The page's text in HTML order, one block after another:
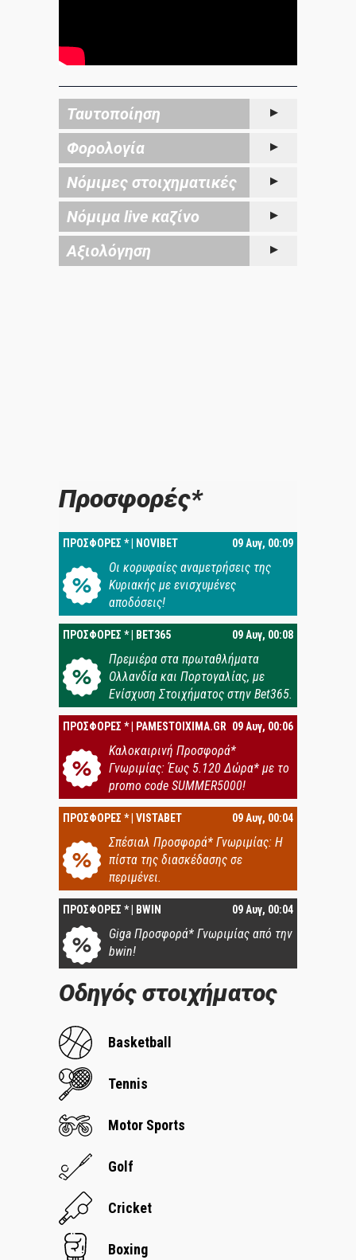
Ταυτοποίηση
Φορολογία
Νόμιμες στοιχηματικές
Νόμιμα live καζίνο
Αξιολόγηση
Προσφορές*
ΠΡΟΣΦΟΡΕΣ * | NOVIBET 09 Αυγ, 00:09
Oι κορυφαίες αναμετρήσεις της
Κυριακής με ενισχυμένες
αποδόσεις!
ΠΡΟΣΦΟΡΕΣ * | BET365 09 Αυγ, 00:08
Πρεμιέρα στα πρωταθλήματα
Ολλανδία και Πορτογαλίας, με
Ενίσχυση Στοιχήματος στην Bet365.
ΠΡΟΣΦΟΡΕΣ * | PAMESTOIXIMA.GR 09 Αυγ, 00:06
Καλοκαιρινή Προσφορά*
Γνωριμίας: Έως 5.120 Δώρα* με το
promo code SUMMER5000!
ΠΡΟΣΦΟΡΕΣ * | VISTABET 09 Αυγ, 00:04
Σπέσιαλ Προσφορά* Γνωριμίας: Η
πίστα της διασκέδασης σε
περιμένει.
ΠΡΟΣΦΟΡΕΣ * | BWIN 09 Αυγ, 00:04
Giga Προσφορά* Γνωριμίας από την
bwin!
Οδηγός στοιχήματος
Basketball
Tennis
Motor Sports
Golf
Cricket
Boxing